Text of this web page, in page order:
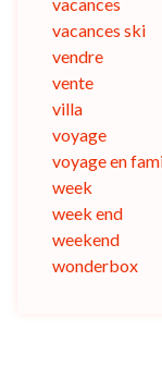
vacances
vacances ski
vendre
vente
villa
voyage
voyage en
week
week end
weekend
wonderbox